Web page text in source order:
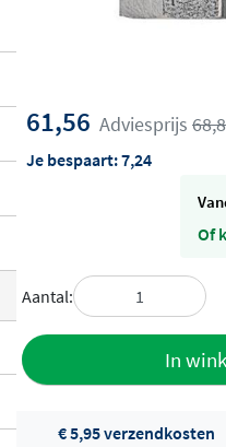
61,56 Adviesprijs
Je bespaart:7,24
Of
Aantal:
In
€ 5,95 verzendkosten